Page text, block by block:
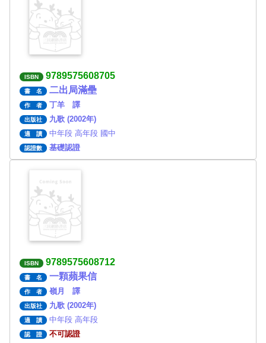
ISBN 9789575608705
書 名 二出局滿壘
作 者 丁羊 譯
出版社 九歌 (2002年)
適 讀 中年段 高年段 國中
認證數 基礎認證
ISBN 9789575608712
書 名 一顆蘋果信
作 者 嶺月 譯
出版社 九歌 (2002年)
適 讀 中年段 高年段
認 證 不可認證